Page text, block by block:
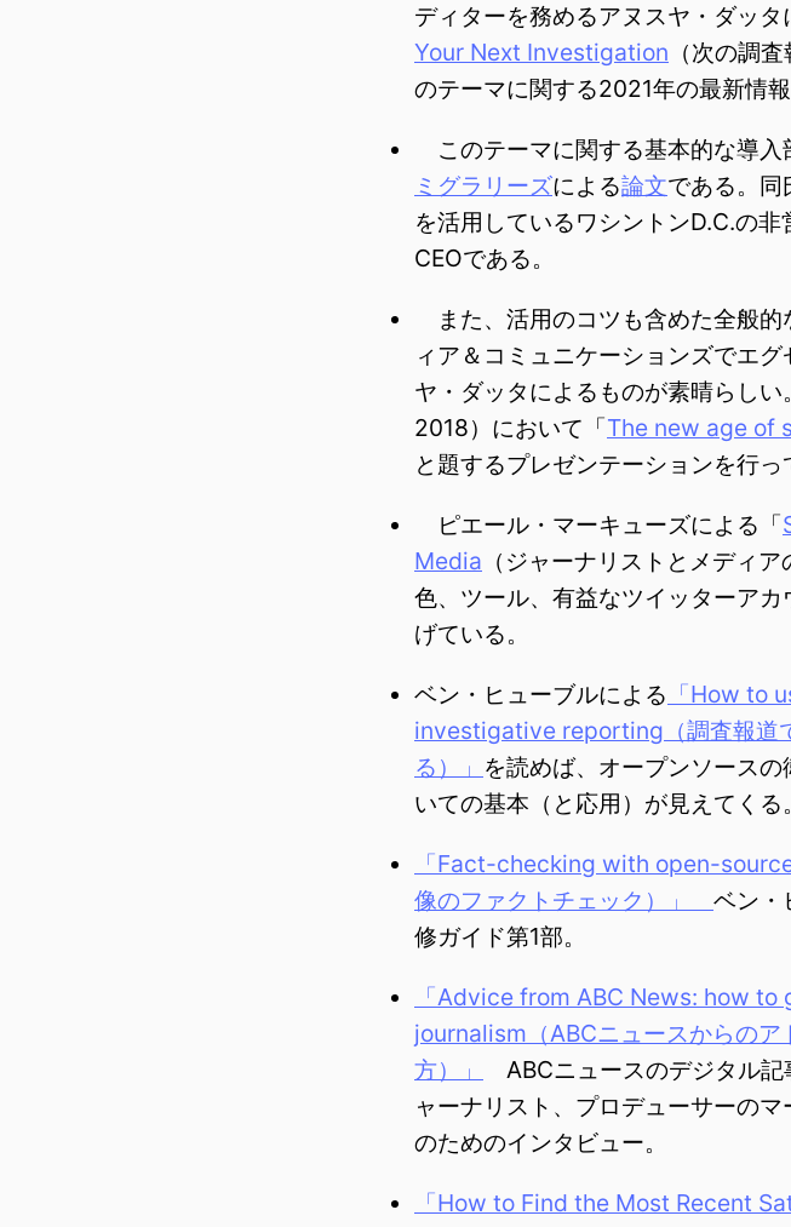
ディターを務めるアヌスヤ・ダッタ
Your Next Investigation （次の調
のテーマに関する2021年の最新情報
このテーマに関する基本的な導入
ミグラリーズによる論文である。同
を活用しているワシントンD.C.の非
CEOである。
また、活用のコツも含めた全般的
ィア＆コミュニケーションズでエ
ヤ・ダッタによるものが素晴らし
2018）において「The new age of
と題するプレゼンテーションを行っ
ピエール・マーキューズによる「
Media （ジャーナリストとメディ
色、ツール、有益なツイッターア
げている。
ベン・ヒューブルによる 「How to
investigative reporting（調査報道
る）」 を読めば、オープンソース
いての基本（と応用）が見えてくる。
「Fact-checking with open-
像のファクトチェック）」 ベン・
修ガイド第1部。
「Advice from ABC News: how
journalism（ABCニュースからのア
方）」
ABCニュースのデジタル記
ャーナリスト、プロデューサーの
のためのインタビュー。
「How to Find the Most Recent